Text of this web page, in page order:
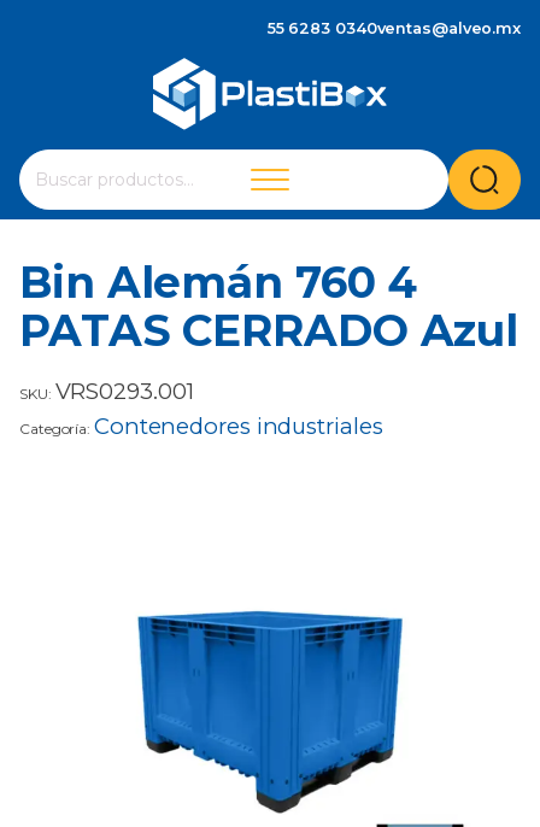
55 6283 0340ventas@alveo.mx
Buscar
por:
Cuando hay resultados autocompletados, puedes
Bin Alemán 760 4
PATAS CERRADO Azul
SKU: VRS0293.001
Categoría: Contenedores industriales